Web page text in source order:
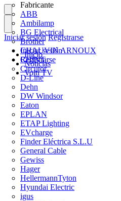
Fabricante
ABB
Ambilamp
BG Electrical
Brother
CHAUVIN ARNOUX
CHINT
Circutor
D-Line
Dehn
DW Windsor
Eaton
EPLAN
ETAP Lighting
EVcharge
Finder Eléctrica S.L.U
General Cable
Gewiss
Hager
HellermannTyton
Hyundai Electric
igus
Iniciar sesión
Registrarse
Iniciar sesión Registrarse
Inicio
Noticias
Volti TV